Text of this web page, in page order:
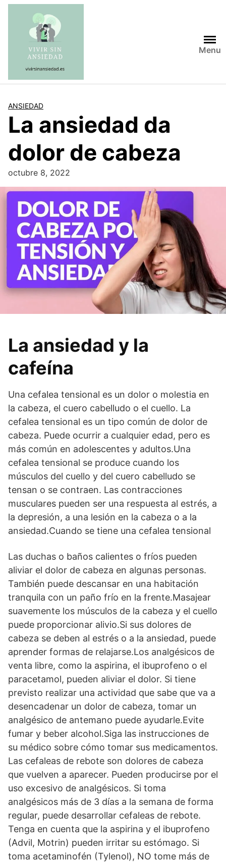
Saltar
contenido
Menu
ANSIEDAD
La ansiedad da
dolor de cabeza
octubre 8, 2022
La ansiedad y la
cafeína
Una cefalea tensional es un dolor o molestia en
la cabeza, el cuero cabelludo o el cuello. La
cefalea tensional es un tipo común de dolor de
cabeza. Puede ocurrir a cualquier edad, pero es
más común en adolescentes y adultos.Una
cefalea tensional se produce cuando los
músculos del cuello y del cuero cabelludo se
tensan o se contraen. Las contracciones
musculares pueden ser una respuesta al estrés, a
la depresión, a una lesión en la cabeza o a la
ansiedad.Cuando se tiene una cefalea tensional
Las duchas o baños calientes o fríos pueden
aliviar el dolor de cabeza en algunas personas.
También puede descansar en una habitación
tranquila con un paño frío en la frente.Masajear
suavemente los músculos de la cabeza y el cuello
puede proporcionar alivio.Si sus dolores de
cabeza se deben al estrés o a la ansiedad, puede
aprender formas de relajarse.Los analgésicos de
venta libre, como la aspirina, el ibuprofeno o el
paracetamol, pueden aliviar el dolor. Si tiene
previsto realizar una actividad que sabe que va a
desencadenar un dolor de cabeza, tomar un
analgésico de antemano puede ayudarle.Evite
fumar y beber alcohol.Siga las instrucciones de
su médico sobre cómo tomar sus medicamentos.
Las cefaleas de rebote son dolores de cabeza
que vuelven a aparecer. Pueden producirse por el
uso excesivo de analgésicos. Si toma
analgésicos más de 3 días a la semana de forma
regular, puede desarrollar cefaleas de rebote.
Tenga en cuenta que la aspirina y el ibuprofeno
(Advil, Motrin) pueden irritar su estómago. Si
toma acetaminofén (Tylenol), NO tome más de